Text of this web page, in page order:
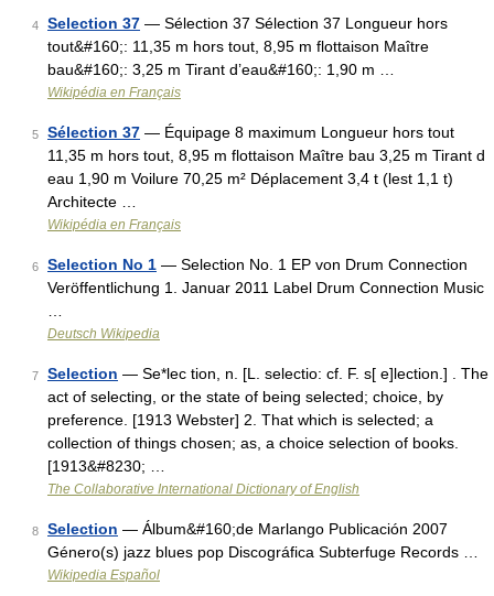
4 Selection 37 — Sélection 37 Sélection 37 Longueur hors
tout&#160;: 11,35 m hors tout, 8,95 m flottaison Maître
bau&#160;: 3,25 m Tirant d’eau&#160;: 1,90 m …
Wikipédia en Français
5 Sélection 37 — Équipage 8 maximum Longueur hors tout
11,35 m hors tout, 8,95 m flottaison Maître bau 3,25 m Tirant d
eau 1,90 m Voilure 70,25 m² Déplacement 3,4 t (lest 1,1 t)
Architecte …
Wikipédia en Français
6 Selection No 1 — Selection No. 1 EP von Drum Connection
Veröffentlichung 1. Januar 2011 Label Drum Connection Music
Deutsch Wikipedia
7 Selection — Se*lec tion, n. [L. selectio: cf. F. s[ e]lection.] . The
act of selecting, or the state of being selected; choice, by
preference. [1913 Webster] 2. That which is selected; a
collection of things chosen; as, a choice selection of books.
[1913&#8230; …
The Collaborative International Dictionary of English
8 Selection — Álbum&#160;de Marlango Publicación 2007
Género(s) jazz blues pop Discográfica Subterfuge Records …
Wikipedia Español